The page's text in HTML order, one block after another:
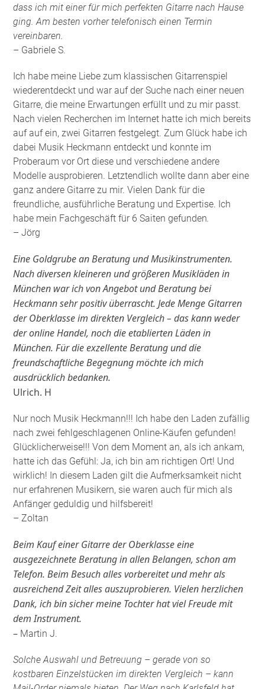
dass ich mit einer für mich perfekten Gitarre nach Hause
ging. Am besten vorher telefonisch einen Termin
vereinbaren.
– Gabriele S.
Ich habe meine Liebe zum klassischen Gitarrenspiel
wiederentdeckt und war auf der Suche nach einer neuen
Gitarre, die meine Erwartungen erfüllt und zu mir passt.
Nach vielen Recherchen im Internet hatte ich mich bereits
auf auf ein, zwei Gitarren festgelegt. Zum Glück habe ich
dabei Musik Heckmann entdeckt und konnte im
Proberaum vor Ort diese und verschiedene andere
Modelle ausprobieren. Letztendlich wollte dann aber eine
ganz andere Gitarre zu mir. Vielen Dank für die
freundliche, ausführliche Beratung und Expertise. Ich
habe mein Fachgeschäft für 6 Saiten gefunden.
– Jörg
Eine Goldgrube an Beratung und Musikinstrumenten.
Nach diversen kleineren und größeren Musikläden in
München war ich von Angebot und Beratung bei
Heckmann sehr positiv überrascht. Jede Menge Gitarren
der Oberklasse im direkten Vergleich – das kann weder
der online Handel, noch die etablierten Läden in
München. Für die exzellente Beratung und die
freundschaftliche Begegnung möchte ich mich
ausdrücklich bedanken.
Ulrich. H
Nur noch Musik Heckmann!!! Ich habe den Laden zufällig
nach zwei fehlgeschlagenen Online-Käufen gefunden!
Glücklicherweise!!! Von dem Moment an, als ich ankam,
hatte ich das Gefühl: Ja, ich bin am richtigen Ort! Und
wirklich! In diesem Laden gilt die Aufmerksamkeit nicht
nur erfahrenen Musikern, sie waren auch für mich als
Anfänger geduldig und hilfsbereit!
– Zoltan
Beim Kauf einer Gitarre der Oberklasse eine
ausgezeichnete Beratung in allen Belangen, schon am
Telefon. Beim Besuch alles vorbereitet und mehr als
ausreichend Zeit alles auszuprobieren. Vielen herzlichen
Dank, ich bin sicher meine Tochter hat viel Freude mit
dem Instrument.
– Martin J.
Solche Auswahl und Betreuung – gerade von so
kostbaren Einzelstücken im direkten Vergleich – kann